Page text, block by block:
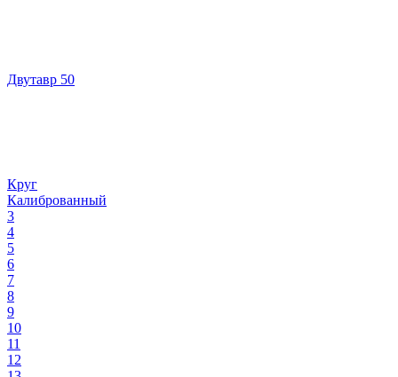
Двутавр 50
Круг
Калиброванный
3
4
5
6
7
8
9
10
11
12